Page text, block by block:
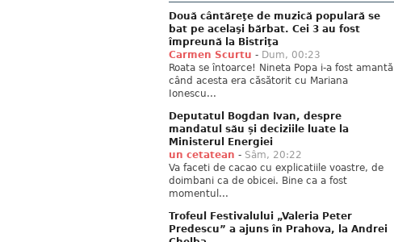
Două cântăreţe de muzică populară se
bat pe acelaşi bărbat. Cei 3 au fost
împreună la Bistriţa
Carmen Scurtu - Dum, 00:23
Roata se întoarce! Nineta Popa i-a fost amantă
când acesta era căsătorit cu Mariana
Ionescu...
Deputatul Bogdan Ivan, despre
mandatul său și deciziile luate la
Ministerul Energiei
un cetatean - Sâm, 20:22
Va faceti de cacao cu explicatiile voastre, de
doimbani ca de obicei. Bine ca a fost
momentul...
Trofeul Festivalului „Valeria Peter
Predescu” a ajuns în Prahova, la Andrei